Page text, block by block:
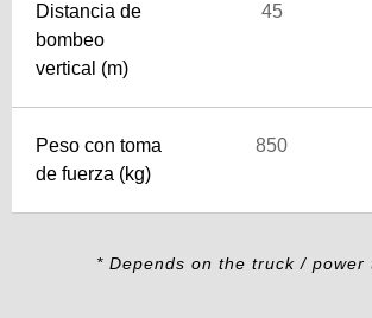
Distancia de
bombeo
vertical (m)
45
Peso con toma
de fuerza (kg)
850
* Depends on the truck / power